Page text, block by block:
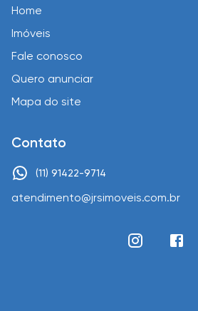
Home
Imóveis
Fale conosco
Quero anunciar
Mapa do site
Contato
(11) 91422-9714
atendimento@jrsimoveis.com.br